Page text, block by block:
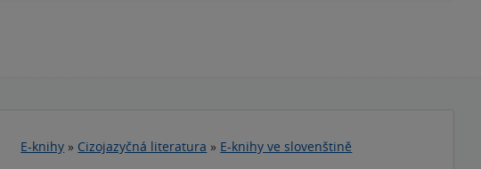
E-knihy » Cizojazyčná literatura » E-knihy ve slovenštině